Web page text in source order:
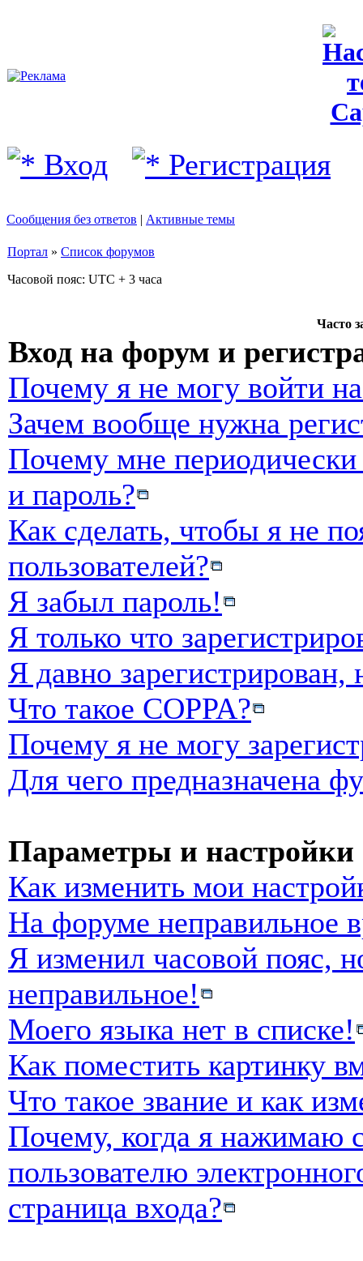
Вход Регистрация
Сообщения без ответов | Активные темы
Портал » Список форумов
Часовой пояс: UTC + 3 часа
Часто
Вход на форум и
Почему я не могу войти
Зачем вообще нужна
Почему мне периодически
и пароль?
Как сделать, чтобы я не
пользователей?
Я забыл пароль!
Я только что
Я давно
Что такое COPPA?
Почему я не могу
Для чего предназначена
Параметры и настройки
Как изменить мои
На форуме неправильное
Я изменил часовой пояс,
неправильное!
Моего языка нет в списке!
Как поместить картинку
Что такое звание и как
Почему, когда я нажимаю
пользователю
страница входа?